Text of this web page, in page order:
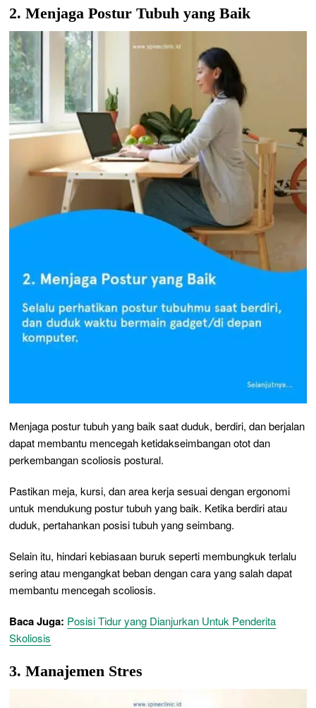
2. Menjaga Postur Tubuh yang Baik
Menjaga postur tubuh yang baik saat duduk, berdiri, dan berjalan
dapat membantu mencegah ketidakseimbangan otot dan
perkembangan scoliosis postural.
Pastikan meja, kursi, dan area kerja sesuai dengan ergonomi
untuk mendukung postur tubuh yang baik. Ketika berdiri atau
duduk, pertahankan posisi tubuh yang seimbang.
Selain itu, hindari kebiasaan buruk seperti membungkuk terlalu
sering atau mengangkat beban dengan cara yang salah dapat
membantu mencegah scoliosis.
Baca Juga: Posisi Tidur yang Dianjurkan Untuk Penderita
Skoliosis
3. Manajemen Stres